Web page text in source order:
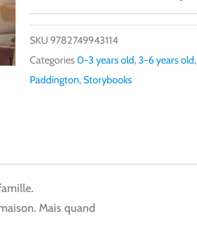
SKU9782749943114
Categories0-3 years old,3-6 years old,
Paddington,Storybooks
Mais quand